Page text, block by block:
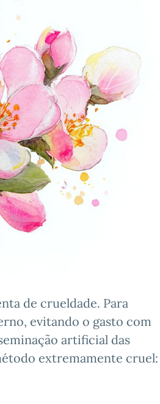
de crueldade. Para
evitando o gasto com
artificial das
extremamente cruel: